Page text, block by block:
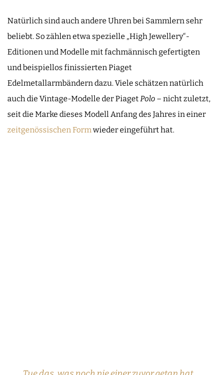
Natürlich sind auch andere Uhren bei Sammlern sehr
beliebt. So zählen etwa spezielle „High Jewellery“-
Editionen und Modelle mit fachmännisch gefertigten
und beispiellos finissierten Piaget
Edelmetallarmbändern dazu. Viele schätzen natürlich
auch die Vintage-Modelle der PiagetPolo – nicht zuletzt,
seit die Marke dieses Modell Anfang des Jahres in einer
zeitgenössischen Formwieder eingeführt hat.